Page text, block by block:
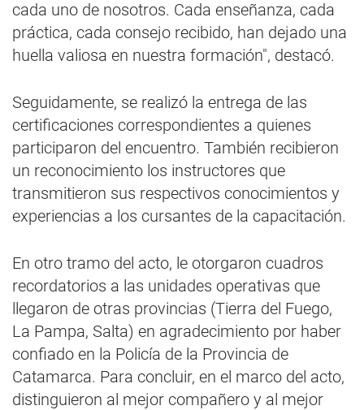
cada uno de nosotros. Cada enseñanza, cada
práctica, cada consejo recibido, han dejado una
huella valiosa en nuestra formación", destacó.
Seguidamente, se realizó la entrega de las
certificaciones correspondientes a quienes
participaron del encuentro. También recibieron
un reconocimiento los instructores que
transmitieron sus respectivos conocimientos y
experiencias a los cursantes de la capacitación.
En otro tramo del acto, le otorgaron cuadros
recordatorios a las unidades operativas que
llegaron de otras provincias (Tierra del Fuego,
La Pampa, Salta) en agradecimiento por haber
confiado en la Policía de la Provincia de
Catamarca. Para concluir, en el marco del acto,
distinguieron al mejor compañero y al mejor